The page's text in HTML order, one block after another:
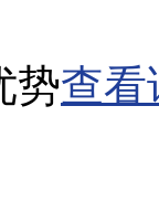
势查看